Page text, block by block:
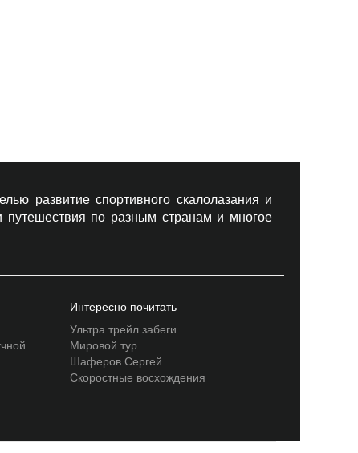
развитие спортивного скалолазания и
по разным странам и многое
Интересно почитать
Ультра трейл забеги
Мировой тур
Шаферов Сергей
Скоростные восхождения